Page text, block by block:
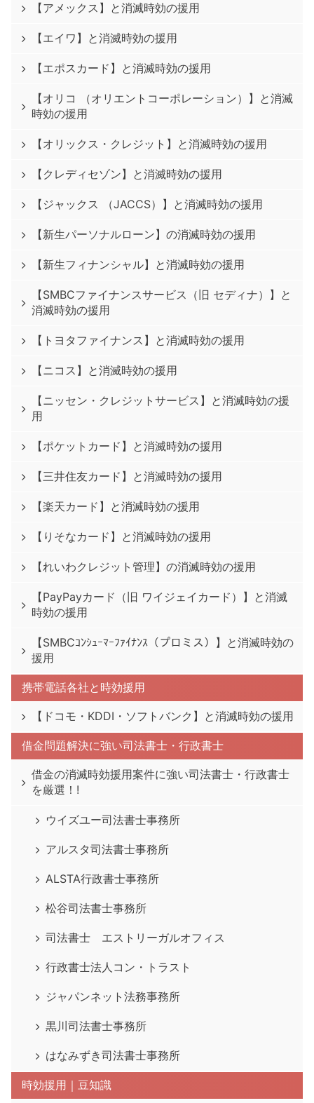
【アメックス】と消滅時効の援用
【エイワ】と消滅時効の援用
【エポスカード】と消滅時効の援用
【オリコ （オリエントコーポレーション）】と消滅
時効の援用
【オリックス・クレジット】と消滅時効の援用
【クレディセゾン】と消滅時効の援用
【ジャックス （JACCS）】と消滅時効の援用
【新生パーソナルローン】の消滅時効の援用
【新生フィナンシャル】と消滅時効の援用
【SMBCファイナンスサービス（旧 セディナ）】と
消滅時効の援用
【トヨタファイナンス】と消滅時効の援用
【ニコス】と消滅時効の援用
【ニッセン・クレジットサービス】と消滅時効の援
用
【ポケットカード】と消滅時効の援用
【三井住友カード】と消滅時効の援用
【楽天カード】と消滅時効の援用
【りそなカード】と消滅時効の援用
【れいわクレジット管理】の消滅時効の援用
【PayPayカード（旧 ワイジェイカード）】と消滅
時効の援用
【SMBCｺﾝｼｭｰﾏｰﾌｧｲﾅﾝｽ（プロミス）】と消滅時効の
援用
携帯電話各社と時効援用
【ドコモ・KDDI・ソフトバンク】と消滅時効の援用
借金問題解決に強い司法書士・行政書士
借金の消滅時効援用案件に強い司法書士・行政書士
を厳選！!
ウイズユー司法書士事務所
アルスタ司法書士事務所
ALSTA行政書士事務所
松谷司法書士事務所
司法書士 エストリーガルオフィス
行政書士法人コン・トラスト
ジャパンネット法務事務所
黒川司法書士事務所
はなみずき司法書士事務所
時効援用｜豆知識